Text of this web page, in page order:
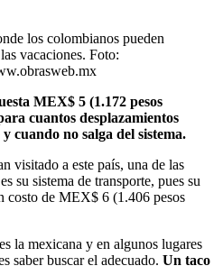
los colombianos pueden
vacaciones. Foto:
MEX$ 5 (1.172 pesos
cuantos desplazamientos
cuando no salga del sistema.
visitado a este país, una de las
su sistema de transporte, pues su
costo de MEX$ 6 (1.406 pesos
la mexicana y en algunos lugares
saber buscar el adecuado. Un taco